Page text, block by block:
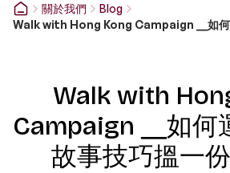
關於我們
Blog
Walk with
Campaign ╴如何
故事技巧搵一